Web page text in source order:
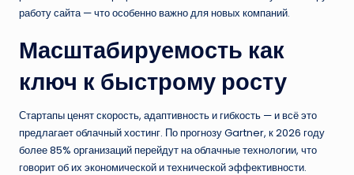
работу сайта — что особенно важно для новых компаний.
Масштабируемость как
ключ к быстрому росту
Стартапы ценят скорость, адаптивность и гибкость — и всё это
предлагает облачный хостинг. По прогнозу Gartner, к 2026 году
более 85% организаций перейдут на облачные технологии, что
говорит об их экономической и технической эффективности.